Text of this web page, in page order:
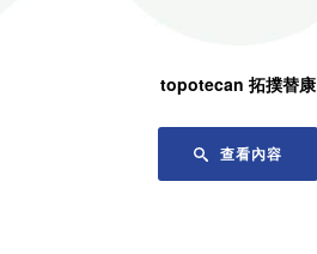
topotecan 拓撲替康
查看內容